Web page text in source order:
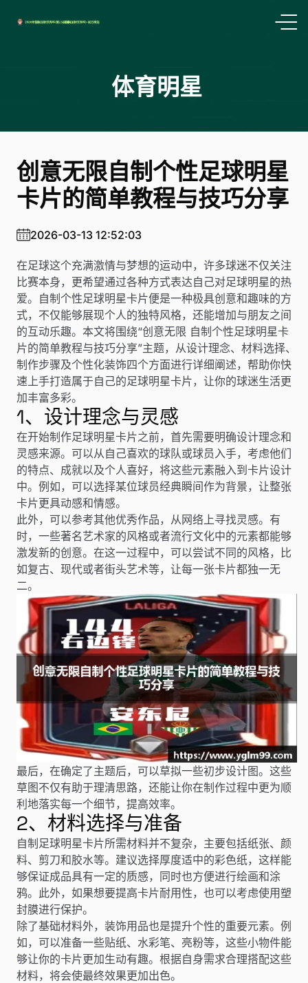
体育明星
创意无限自制个性足球明星
卡片的简单教程与技巧分享
2026-03-13 12:52:03
在足球这个充满激情与梦想的运动中，许多球迷不仅关注
比赛本身，更希望通过各种方式表达自己对足球明星的热
爱。自制个性足球明星卡片便是一种极具创意和趣味的方
式，不仅能够展现个人的独特风格，还能增加与朋友之间
的互动乐趣。本文将围绕“创意无限 自制个性足球明星卡
片的简单教程与技巧分享”主题，从设计理念、材料选择、
制作步骤及个性化装饰四个方面进行详细阐述，帮助你快
速上手打造属于自己的足球明星卡片，让你的球迷生活更
加丰富多彩。
1、设计理念与灵感
在开始制作足球明星卡片之前，首先需要明确设计理念和
灵感来源。可以从自己喜欢的球队或球员入手，考虑他们
的特点、成就以及个人喜好，将这些元素融入到卡片设计
中。例如，可以选择某位球员经典瞬间作为背景，让整张
卡片更具动感和情感。
此外，可以参考其他优秀作品，从网络上寻找灵感。有
时，一些著名艺术家的风格或者流行文化中的元素都能够
激发新的创意。在这一过程中，可以尝试不同的风格，比
如复古、现代或者街头艺术等，让每一张卡片都独一无
二。
最后，在确定了主题后，可以草拟一些初步设计图。这些
草图不仅有助于理清思路，还能让你在制作过程中更为顺
利地落实每一个细节，提高效率。
2、材料选择与准备
自制足球明星卡片所需材料并不复杂，主要包括纸张、颜
料、剪刀和胶水等。建议选择厚度适中的彩色纸，这样能
够保证成品具有一定的质感，同时也方便进行绘画和涂
鸦。此外，如果想要提高卡片耐用性，也可以考虑使用塑
封膜进行保护。
除了基础材料外，装饰用品也是提升个性的重要元素。例
如，可以准备一些贴纸、水彩笔、亮粉等，这些小物件能
够让你的卡片更加生动有趣。根据自身需求合理搭配这些
材料，将会使最终效果更加出色。